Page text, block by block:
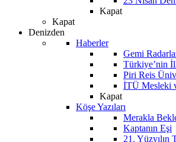
Kapat
Kapat
Denizden
Haberler
Gemi
Türkiye’nin
Piri Reis
İTÜ Mesleki
Kapat
Köşe Yazıları
Merakla
Kaptanın Eşi
21. Yüzyılın